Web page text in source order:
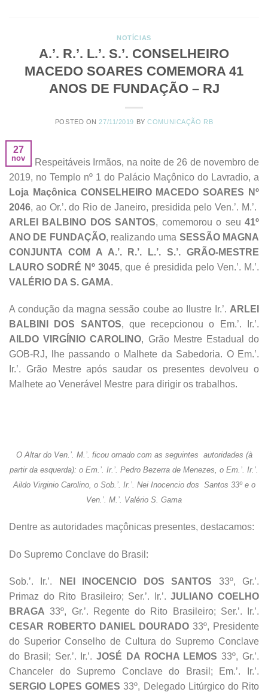
NOTÍCIAS
A.’. R.’. L.’. S.’. CONSELHEIRO
MACEDO SOARES COMEMORA 41
ANOS DE FUNDAÇÃO – RJ
POSTED ON27/11/2019 BYCOMUNICAÇÃO RB
27
nov
Meus Respeitáveis Irmãos, na noite de 26 de novembro de
2019, no Templo nº 1 do Palácio Maçônico do Lavradio, a
Loja Maçônica CONSELHEIRO MACEDO SOARES Nº
2046, ao Or.’. do Rio de Janeiro, presidida pelo Ven.’. M.’.
ARLEI BALBINO DOS SANTOS, comemorou o seu41º
ANO DE FUNDAÇÃO, realizando uma SESSÃO MAGNA
CONJUNTA COM A A.’. R.’. L.’. S.’. GRÃO-MESTRE
LAURO SODRÉ Nº 3045, que é presidida pelo Ven.’. M.’.
VALÉRIO DA S. GAMA.
A condução da magna sessão coube ao Ilustre Ir.’. ARLEI
BALBINI DOS SANTOS, que recepcionou o Em.’. Ir.’.
AILDO VIRGÍNIO CAROLINO, Grão Mestre Estadual do
GOB-RJ, lhe passando o Malhete da Sabedoria. O Em.’.
Ir.’. Grão Mestre após saudar os presentes devolveu o
Malhete ao Venerável Mestre para dirigir os trabalhos.
O Altar do Ven.’. M.’. ficou ornado com as seguintes autoridades (à
partir da esquerda): o Em.’. Ir.’. Pedro Bezerra de Menezes, o Em.’. Ir.’.
Aildo Virginio Carolino, o Sob.’. Ir.’. Nei Inocencio dos Santos 33º e o
Ven.’. M.’. Valério S. Gama
Dentre as autoridades maçônicas presentes, destacamos:
Do Supremo Conclave do Brasil:
Sob.’. Ir.’. NEI INOCENCIO DOS SANTOS 33º, Gr.’.
Primaz do Rito Brasileiro; Ser.’. Ir.’.JULIANO COELHO
BRAGA 33º, Gr.’. Regente do Rito Brasileiro; Ser.’. Ir.’.
CESAR ROBERTO DANIEL DOURADO 33º, Presidente
do Superior Conselho de Cultura do Supremo Conclave
do Brasil; Ser.’. Ir.’.JOSÉ DA ROCHA LEMOS 33º, Gr.’.
Chanceler do Supremo Conclave do Brasil; Em.’. Ir.’.
SERGIO LOPES GOMES 33º, Delegado Litúrgico do Rito